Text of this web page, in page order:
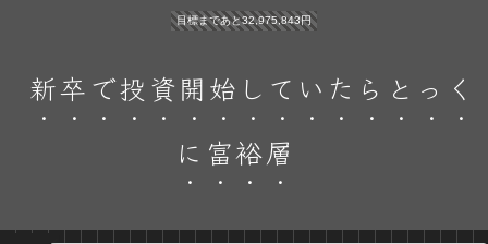
目標まであと32,975,843円
新卒で投資開始していたらとっく
に富裕層